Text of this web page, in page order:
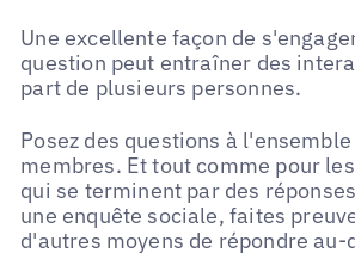
Une excellente façon de
question peut entraîner des
part de plusieurs personnes.
Posez des questions à
membres. Et tout comme pour
qui se terminent par des
une enquête sociale, faites
d'autres moyens de répondre